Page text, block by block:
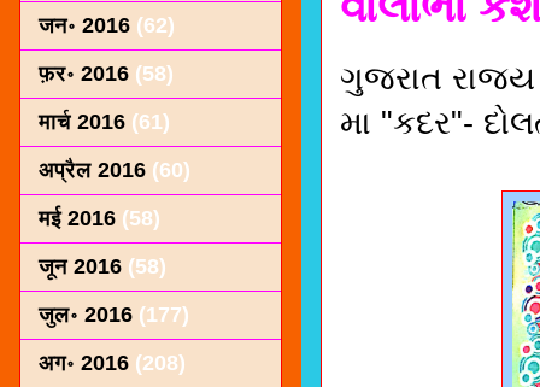
ગુજરાત રાજ્ય
મા "કદર"-
जन॰ 2016 (62)
फ़र॰ 2016 (58)
मार्च 2016 (61)
अप्रैल 2016 (60)
मई 2016 (58)
जून 2016 (58)
जुल॰ 2016 (177)
अग॰ 2016 (208)